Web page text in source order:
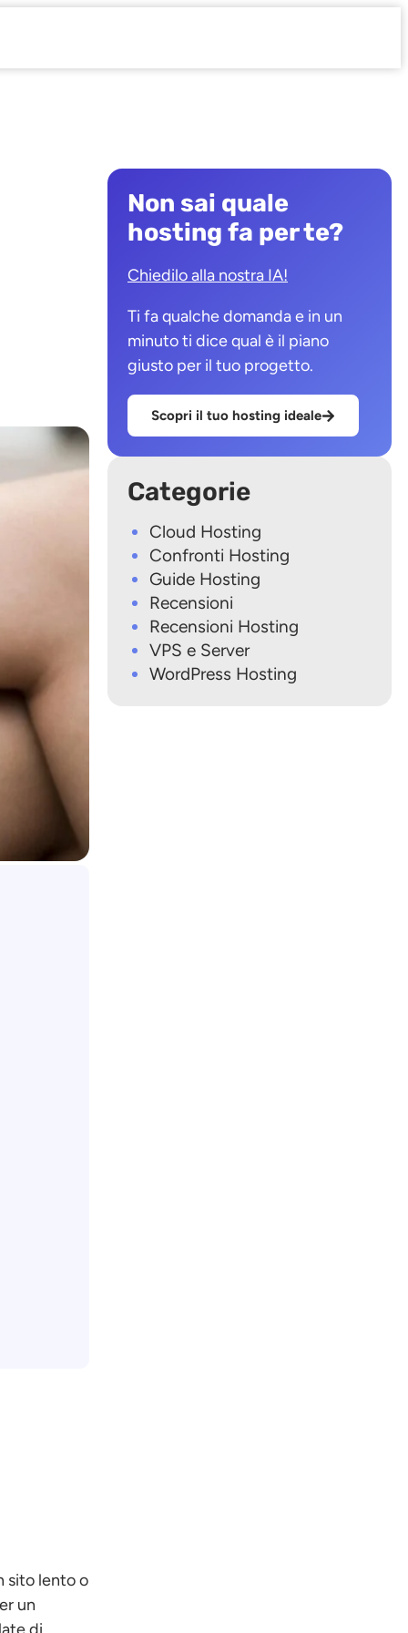
sito lento o
un
Non sai quale
hosting fa per te?
Chiedilo alla nostra IA!
Ti fa qualche domanda e in un
minuto ti dice qual è il piano
giusto per il tuo progetto.
Scopri il tuo hosting ideale
Categorie
Cloud Hosting
Confronti Hosting
Guide Hosting
Recensioni
Recensioni Hosting
VPS e Server
WordPress Hosting